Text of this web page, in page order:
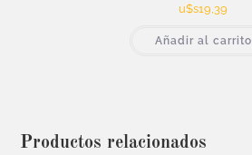
u$s19,39
Añadir al carrito
Productos relacionados